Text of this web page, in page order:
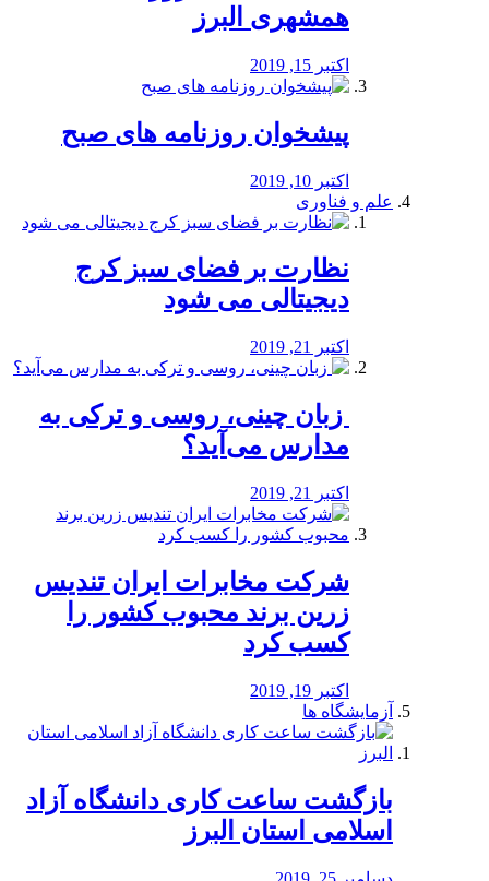
همشهری البرز
اکتبر 15, 2019
پیشخوان روزنامه های صبح
اکتبر 10, 2019
علم و فناوری
نظارت بر فضای سبز کرج
دیجیتالی می شود
اکتبر 21, 2019
️ زبان چینی، روسی و ترکی به
مدارس می‌آید؟
اکتبر 21, 2019
شرکت مخابرات ایران تندیس
زرین برند محبوب کشور را
کسب کرد
اکتبر 19, 2019
آزمایشگاه ها
بازگشت ساعت کاری دانشگاه آزاد
اسلامی استان البرز